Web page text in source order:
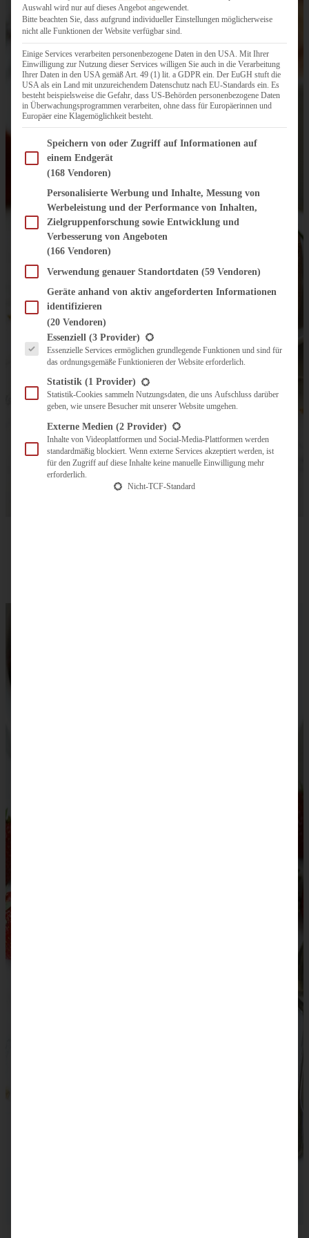
Auswahl wird nur auf dieses Angebot angewendet.
Bitte beachten Sie, dass aufgrund individueller Einstellungen möglicherweise
nicht alle Funktionen der Website verfügbar sind.
Einige Services verarbeiten personenbezogene Daten in den USA. Mit Ihrer
Einwilligung zur Nutzung dieser Services willigen Sie auch in die Verarbeitung
Ihrer Daten in den USA gemäß Art. 49 (1) lit. a GDPR ein. Der EuGH stuft die
USA als ein Land mit unzureichendem Datenschutz nach EU-Standards ein. Es
besteht beispielsweise die Gefahr, dass US-Behörden personenbezogene Daten
in Überwachungsprogrammen verarbeiten, ohne dass für Europäerinnen und
Europäer eine Klagemöglichkeit besteht.
Im Folgenden finden Sie eine Liste der Zwecke des IAB Transparency and Consent
Speichern von oder Zugriff auf Informationen auf
einem Endgerät
(168 Vendoren)
Personalisierte Werbung und Inhalte, Messung von
Werbeleistung und der Performance von Inhalten,
Zielgruppenforschung sowie Entwicklung und
Verbesserung von Angeboten
(166 Vendoren)
Verwendung genauer Standortdaten (59 Vendoren)
Geräte anhand von aktiv angeforderten Informationen
identifizieren
(20 Vendoren)
Es folgt eine Liste der Service-Gruppen, für die eine Einwilligung erteilt werden
Essenziell (3 Provider)
Essenzielle Services ermöglichen grundlegende Funktionen und sind für
das ordnungsgemäße Funktionieren der Website erforderlich.
Statistik (1 Provider)
Statistik-Cookies sammeln Nutzungsdaten, die uns Aufschluss darüber
geben, wie unsere Besucher mit unserer Website umgehen.
Externe Medien (2 Provider)
Inhalte von Videoplattformen und Social-Media-Plattformen werden
standardmäßig blockiert. Wenn externe Services akzeptiert werden, ist
für den Zugriff auf diese Inhalte keine manuelle Einwilligung mehr
erforderlich.
Nicht-TCF-Standard